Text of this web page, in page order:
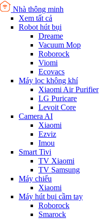
Nhà thông minh
Xem tất cả
Robot hút bụi
Dreame
Vacuum Mop
Roborock
Viomi
Ecovacs
Máy lọc không khí
Xiaomi Air Purifier
LG Puricare
Levoit Core
Camera AI
Xiaomi
Ezviz
Imou
Smart Tivi
TV Xiaomi
TV Samsung
Máy chiếu
Xiaomi
Máy hút bụi cầm tay
Roborock
Smarock